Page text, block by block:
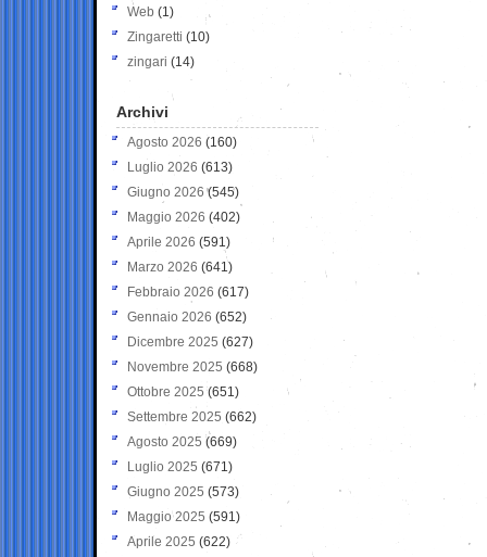
Web (1)
Zingaretti (10)
zingari (14)
Archivi
Agosto 2026 (160)
Luglio 2026 (613)
Giugno 2026 (545)
Maggio 2026 (402)
Aprile 2026 (591)
Marzo 2026 (641)
Febbraio 2026 (617)
Gennaio 2026 (652)
Dicembre 2025 (627)
Novembre 2025 (668)
Ottobre 2025 (651)
Settembre 2025 (662)
Agosto 2025 (669)
Luglio 2025 (671)
Giugno 2025 (573)
Maggio 2025 (591)
Aprile 2025 (622)